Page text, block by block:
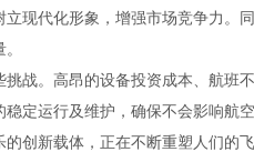
现代化形象，增强市场竞争力。
战。高昂的设备投资成本、航班
定运行及维护，确保不会影响航
创新载体，正在不断重塑人们的